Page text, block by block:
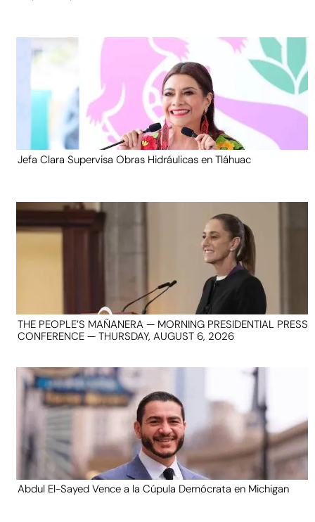
Jefa Clara Supervisa Obras Hidráulicas en Tláhuac
THE PEOPLE’S MAÑANERA — MORNING PRESIDENTIAL PRESS
CONFERENCE — THURSDAY, AUGUST 6, 2026
Abdul El-Sayed Vence a la Cúpula Demócrata en Michigan